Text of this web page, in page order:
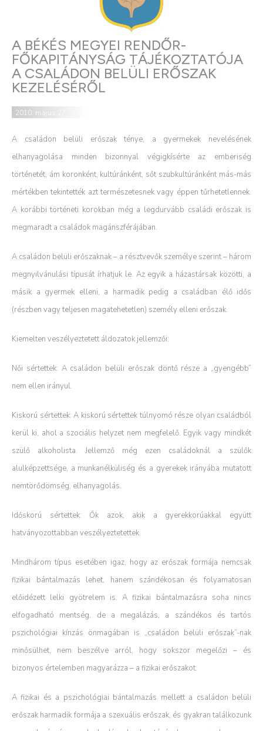
A BÉKÉS MEGYEI RENDŐR-
FŐKAPITÁNYSÁG TÁJÉKOZTATÓJA
A CSALÁDON BELÜLI ERŐSZAK
KEZELÉSÉRŐL
2010. május 27.
A családon belüli erőszak ténye, a gyermekek nevelésének
elhanyagolása minden bizonnyal végigkísérte az emberiség
történetét, ám koronként, kultúránként, sőt szubkultúránként más-más
mértékben tekintették azt természetesnek vagy éppen tűrhetetlennek.
A korábbi történeti korokban még a legdurvább családi erőszak is
megmaradt a családok magánszférájában.
A családon belüli erőszaknak – a résztvevők személye szerint – három
megnyilvánulási típusát írhatjuk le. Az egyik a házastársak közötti, a
másik a gyermek elleni, a harmadik pedig a családban élő idős
(részben vagy teljesen magatehetetlen) személy elleni erőszak.
Kiemelten veszélyeztetett áldozatok jellemzői:
Női sértettek: A családon belüli erőszak döntő része a „gyengébb”
nem ellen irányul.
Kiskorú sértettek: A kiskorú sértettek túlnyomó része olyan családból
kerül ki, ahol a szociális helyzet nem megfelelő. Egyik vagy mindkét
szülő alkoholista. Jellemző még ezen családoknál a szülők
alulképzettsége, a munkanélküliség és a gyerekek irányába mutatott
nemtörődömség, elhanyagolás.
Időskorú sértettek: Ők azok, akik a gyerekkorúakkal együtt
hatványozottabban veszélyeztetettek.
Mindhárom típus esetében igaz, hogy az erőszak formája nemcsak
fizikai bántalmazás lehet, hanem szándékosan és folyamatosan
előidézett lelki gyötrelem is. A fizikai bántalmazásra soha nincs
elfogadható mentség, de a megalázás, a szándékos és tartós
pszichológiai kínzás önmagában is „családon belüli erőszak”-nak
minősülhet, nem beszélve arról, hogy sokszor megelőzi – és
bizonyos értelemben magyarázza – a fizikai erőszakot.
A fizikai és a pszichológiai bántalmazás mellett a családon belüli
erőszak harmadik formája a szexuális erőszak, és gyakran találkozunk